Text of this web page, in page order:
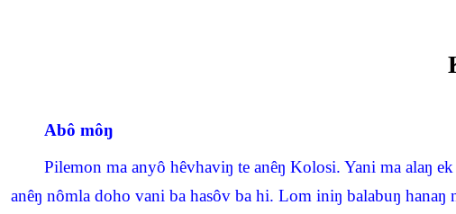
Abô môŋ
Pilemon ma anyô hêvhaviŋ te anêŋ Kolosi. Yani ma alaŋ
anêŋ nômla doho vani ba hasôv ba hi. Lom iniŋ balabuŋ